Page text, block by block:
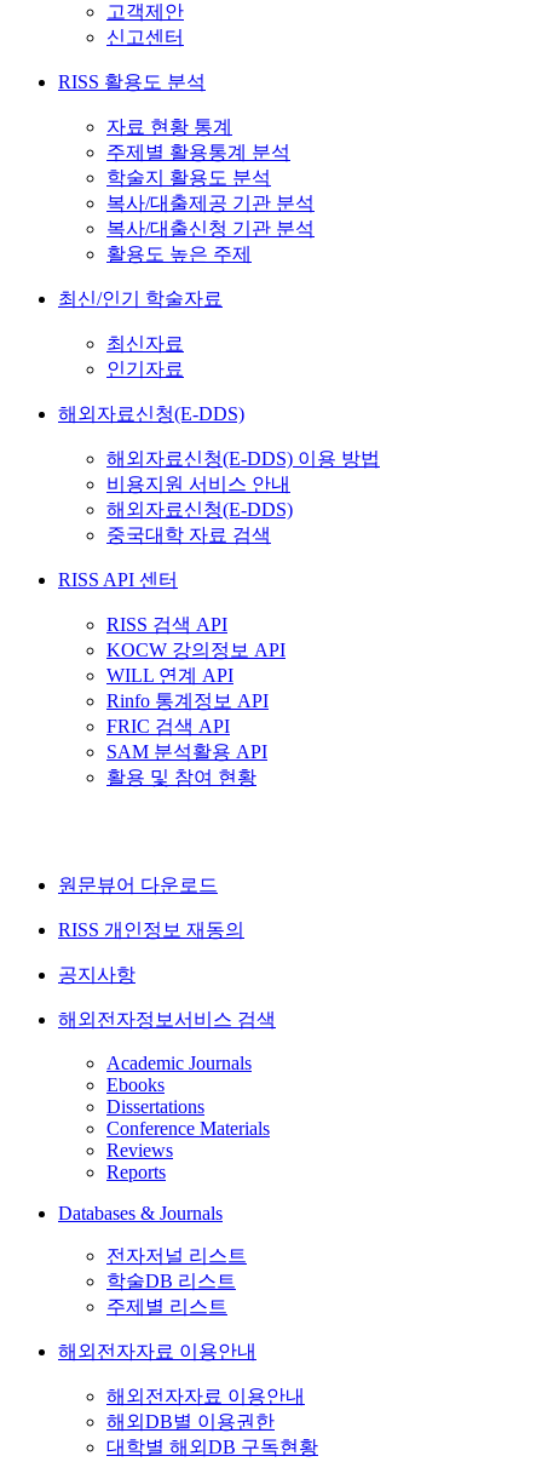
고객제안
신고센터
RISS 활용도 분석
자료 현황 통계
주제별 활용통계 분석
학술지 활용도 분석
복사/대출제공 기관 분석
복사/대출신청 기관 분석
활용도 높은 주제
최신/인기 학술자료
최신자료
인기자료
해외자료신청(E-DDS)
해외자료신청(E-DDS) 이용 방법
비용지원 서비스 안내
해외자료신청(E-DDS)
중국대학 자료 검색
RISS API 센터
RISS 검색 API
KOCW 강의정보 API
WILL 연계 API
Rinfo 통계정보 API
FRIC 검색 API
SAM 분석활용 API
활용 및 참여 현황
원문뷰어 다운로드
RISS 개인정보 재동의
공지사항
해외전자정보서비스 검색
Academic Journals
Ebooks
Dissertations
Conference Materials
Reviews
Reports
Databases & Journals
전자저널 리스트
학술DB 리스트
주제별 리스트
해외전자자료 이용안내
해외전자자료 이용안내
해외DB별 이용권한
대학별 해외DB 구독현황